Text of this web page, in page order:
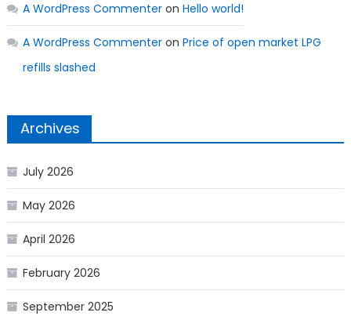
A WordPress Commenteron Hello world!
A WordPress Commenteron Price of open market LPG
refills slashed
Archives
July 2026
May 2026
April 2026
February 2026
September 2025